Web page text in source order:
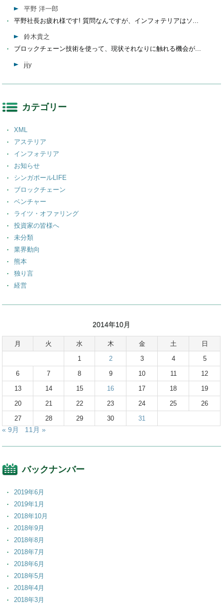
平野 洋一郎
平野社長お疲れ様です! 質問なんですが、インフォテリアはソ...
鈴木貴之
ブロックチェーン技術を使って、現状それなりに触れる機会が...
jijy
カテゴリー
XML
アステリア
インフォテリア
お知らせ
シンガポールLIFE
ブロックチェーン
ベンチャー
ライツ・オファリング
投資家の皆様へ
未分類
業界動向
熊本
独り言
経営
2014年10月
月 火 水 木 金 土
日
1
2 3 4
5
6
7 8 9 10 11
12
13
14 15 16 17 18
19
20
21 22 23 24 25
26
27
28 29 30 31
« 9月 11月 »
バックナンバー
2019年6月
2019年1月
2018年10月
2018年9月
2018年8月
2018年7月
2018年6月
2018年5月
2018年4月
2018年3月